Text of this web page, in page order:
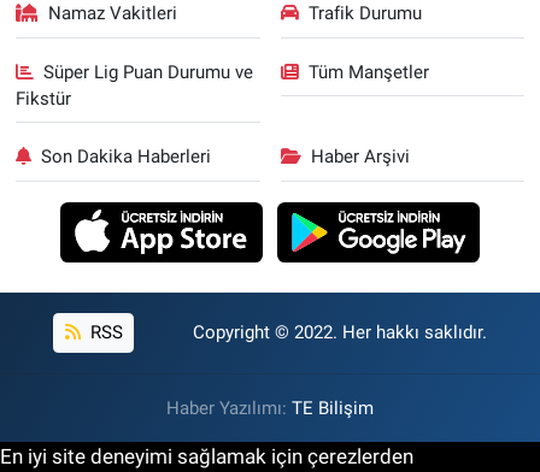
Namaz Vakitleri Trafik Durumu
Süper Lig Puan Durumu ve
Fikstür
Tüm Manşetler
Son Dakika Haberleri Haber Arşivi
RSS Copyright © 2022. Her hakkı saklıdır.
Haber Yazılımı: TE Bilişim
En iyi site deneyimi sağlamak için çerezlerden